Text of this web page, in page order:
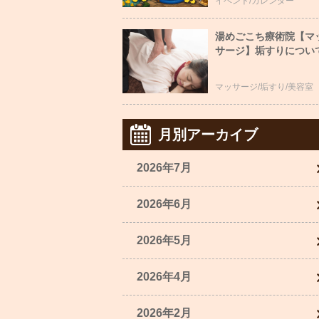
湯めごこち療術院【マ
サージ】垢すりについ
マッサージ/垢すり/美容室
月別アーカイブ
2026年7月
2026年6月
2026年5月
2026年4月
2026年2月